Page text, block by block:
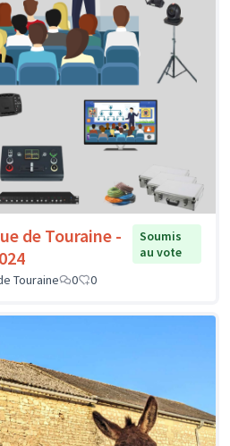
de Touraine -
Soumis
au vote
Touraine
0 0